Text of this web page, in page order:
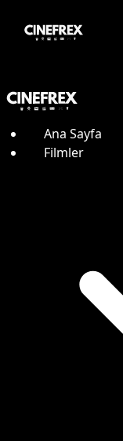
Ana Sayfa
Filmler